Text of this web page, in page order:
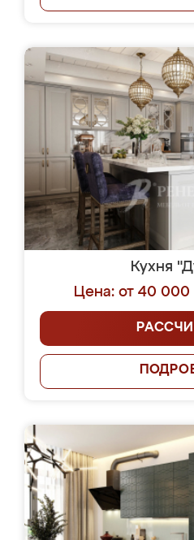
Кухня
Цена: от 40 000